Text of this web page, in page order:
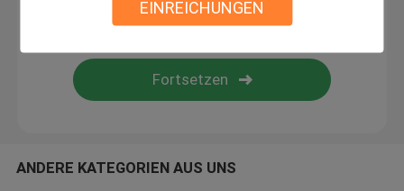
EINREICHUNGEN
Pulver-Beschichtungs-Ofen
ANDERE KATEGORIEN AUS UNS